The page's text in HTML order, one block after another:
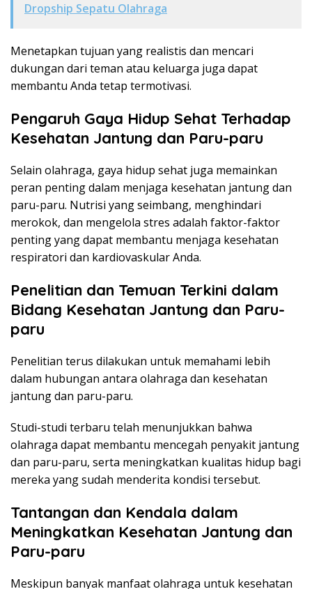
Dropship Sepatu Olahraga
Menetapkan tujuan yang realistis dan mencari
dukungan dari teman atau keluarga juga dapat
membantu Anda tetap termotivasi.
Pengaruh Gaya Hidup Sehat Terhadap
Kesehatan Jantung dan Paru-paru
Selain olahraga, gaya hidup sehat juga memainkan
peran penting dalam menjaga kesehatan jantung dan
paru-paru. Nutrisi yang seimbang, menghindari
merokok, dan mengelola stres adalah faktor-faktor
penting yang dapat membantu menjaga kesehatan
respiratori dan kardiovaskular Anda.
Penelitian dan Temuan Terkini dalam
Bidang Kesehatan Jantung dan Paru-
paru
Penelitian terus dilakukan untuk memahami lebih
dalam hubungan antara olahraga dan kesehatan
jantung dan paru-paru.
Studi-studi terbaru telah menunjukkan bahwa
olahraga dapat membantu mencegah penyakit jantung
dan paru-paru, serta meningkatkan kualitas hidup bagi
mereka yang sudah menderita kondisi tersebut.
Tantangan dan Kendala dalam
Meningkatkan Kesehatan Jantung dan
Paru-paru
Meskipun banyak manfaat olahraga untuk kesehatan